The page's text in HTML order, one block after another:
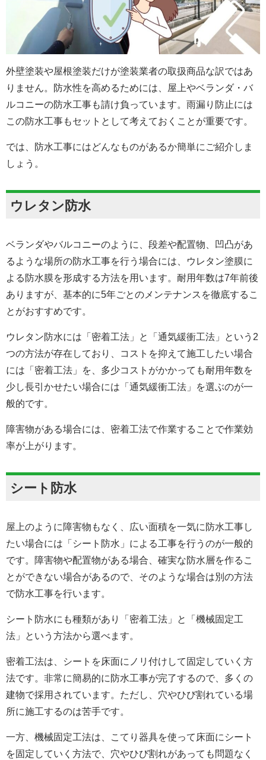
外壁塗装や屋根塗装だけが塗装業者の取扱商品な訳ではあ
りません。防水性を高めるためには、屋上やベランダ・バ
ルコニーの防水工事も請け負っています。雨漏り防止には
この防水工事もセットとして考えておくことが重要です。
では、防水工事にはどんなものがあるか簡単にご紹介しま
しょう。
ウレタン防水
ベランダやバルコニーのように、段差や配置物、凹凸があ
るような場所の防水工事を行う場合には、ウレタン塗膜に
よる防水膜を形成する方法を用います。耐用年数は7年前後
ありますが、基本的に5年ごとのメンテナンスを徹底するこ
とがおすすめです。
ウレタン防水には「密着工法」と「通気緩衝工法」という2
つの方法が存在しており、コストを抑えて施工したい場合
には「密着工法」を、多少コストがかかっても耐用年数を
少し長引かせたい場合には「通気緩衝工法」を選ぶのが一
般的です。
障害物がある場合には、密着工法で作業することで作業効
率が上がります。
シート防水
屋上のように障害物もなく、広い面積を一気に防水工事し
たい場合には「シート防水」による工事を行うのが一般的
です。障害物や配置物がある場合、確実な防水層を作るこ
とができない場合があるので、そのような場合は別の方法
で防水工事を行います。
シート防水にも種類があり「密着工法」と「機械固定工
法」という方法から選べます。
密着工法は、シートを床面にノリ付けして固定していく方
法です。非常に簡易的に防水工事が完了するので、多くの
建物で採用されています。ただし、穴やひび割れている場
所に施工するのは苦手です。
一方、機械固定工法は、こてり器具を使って床面にシート
を固定していく方法で、穴やひび割れがあっても問題なく